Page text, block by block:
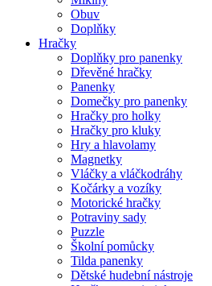
Obuv
Doplňky
Hračky
Doplňky pro panenky
Dřevěné hračky
Panenky
Domečky pro panenky
Hračky pro holky
Hračky pro kluky
Hry a hlavolamy
Magnetky
Vláčky a vláčkodráhy
Kočárky a vozíky
Motorické hračky
Potraviny sady
Puzzle
Školní pomůcky
Tilda panenky
Dětské hudební nástroje